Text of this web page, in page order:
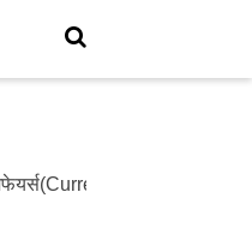
Affairs)- Test- 1214 ◆